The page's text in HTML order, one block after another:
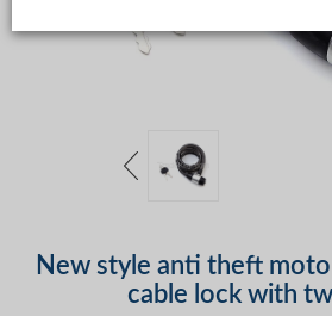
New style anti theft
cable lock with